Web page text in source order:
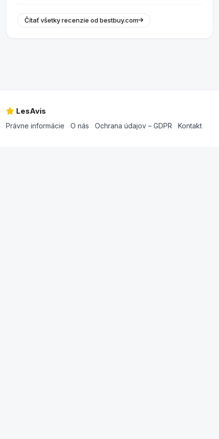
Čítať všetky recenzie od bestbuy.com
LesAvis
Právne informácie O nás Ochrana údajov – GDPR Kontakt